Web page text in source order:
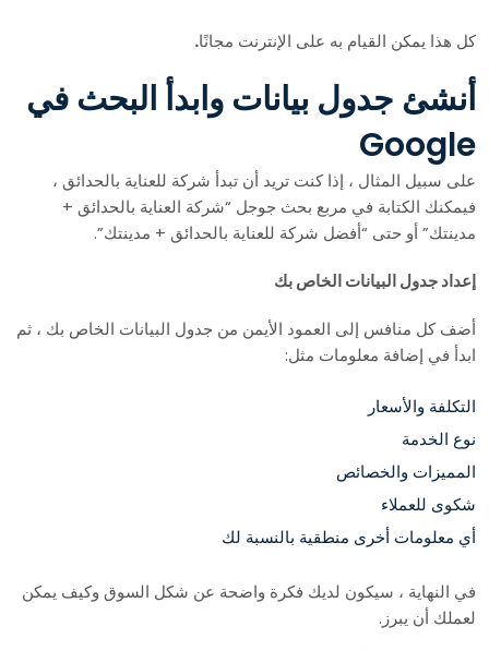
كل هذا يمكن القيام به على الإنترنت مجانًا.
أنشئ جدول بيانات وابدأ البحث في
Google
على سبيل المثال ، إذا كنت تريد أن تبدأ شركة للعناية بالحدائق ،
فيمكنك الكتابة في مربع بحث جوجل “شركة العناية بالحدائق +
مدينتك” أو حتى “أفضل شركة للعناية بالحدائق + مدينتك”.
إعداد جدول البيانات الخاص بك
أضف كل منافس إلى العمود الأيمن من جدول البيانات الخاص بك ، ثم
ابدأ في إضافة معلومات مثل:
التكلفة والأسعار
نوع الخدمة
المميزات والخصائص
شكوى للعملاء
أي معلومات أخرى منطقية بالنسبة لك
في النهاية ، سيكون لديك فكرة واضحة عن شكل السوق وكيف يمكن
لعملك أن يبرز.